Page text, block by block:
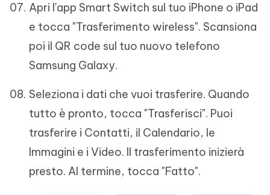
Apri l'app Smart Switch sul tuo iPhone o iPad
e tocca "Trasferimento wireless". Scansiona
poi il QR code sul tuo nuovo telefono
Samsung Galaxy.
Seleziona i dati che vuoi trasferire. Quando
tutto è pronto, tocca "Trasferisci". Puoi
trasferire i Contatti, il Calendario, le
Immagini e i Video. Il trasferimento inizierà
presto. Al termine, tocca "Fatto".